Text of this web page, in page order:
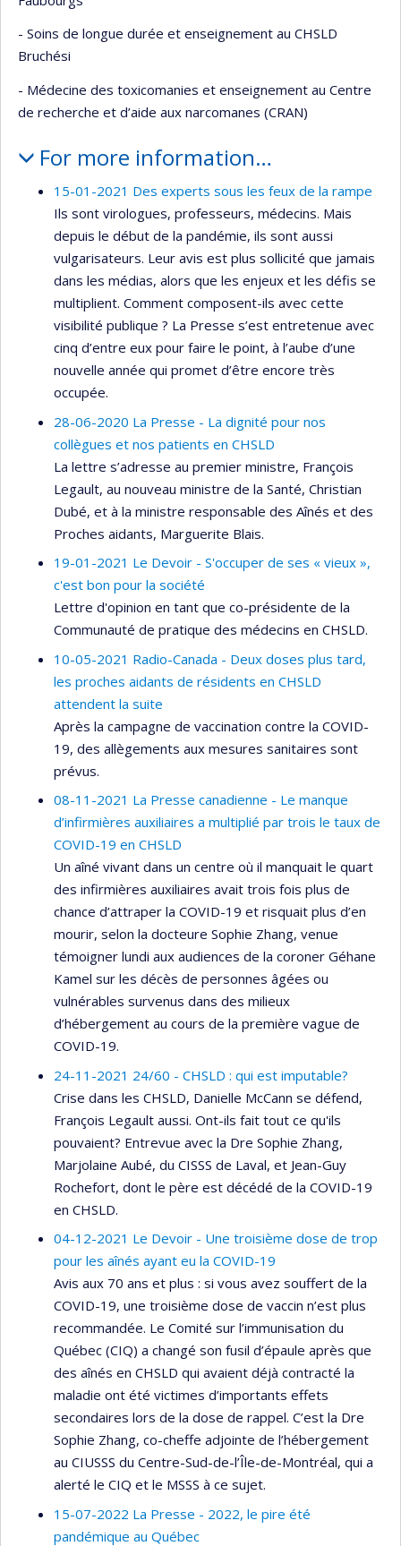
- Soins de longue durée et enseignement au CHSLD
Bruchési
- Médecine des toxicomanies et enseignement au Centre
de recherche et d’aide aux narcomanes (CRAN)
For more information…
15-01-2021 Des experts sous les feux de la rampe
Ils sont virologues, professeurs, médecins. Mais
depuis le début de la pandémie, ils sont aussi
vulgarisateurs. Leur avis est plus sollicité que jamais
dans les médias, alors que les enjeux et les défis se
multiplient. Comment composent-ils avec cette
visibilité publique ? La Presse s’est entretenue avec
cinq d’entre eux pour faire le point, à l’aube d’une
nouvelle année qui promet d’être encore très
occupée.
28-06-2020 La Presse - La dignité pour nos
collègues et nos patients en CHSLD
La lettre s’adresse au premier ministre, François
Legault, au nouveau ministre de la Santé, Christian
Dubé, et à la ministre responsable des Aînés et des
Proches aidants, Marguerite Blais.
19-01-2021 Le Devoir - S'occuper de ses « vieux »,
c'est bon pour la société
Lettre d'opinion en tant que co-présidente de la
Communauté de pratique des médecins en CHSLD.
10-05-2021 Radio-Canada - Deux doses plus tard,
les proches aidants de résidents en CHSLD
attendent la suite
Après la campagne de vaccination contre la COVID-
19, des allègements aux mesures sanitaires sont
prévus.
08-11-2021 La Presse canadienne - Le manque
d’infirmières auxiliaires a multiplié par trois le taux de
COVID-19 en CHSLD
Un aîné vivant dans un centre où il manquait le quart
des infirmières auxiliaires avait trois fois plus de
chance d’attraper la COVID-19 et risquait plus d’en
mourir, selon la docteure Sophie Zhang, venue
témoigner lundi aux audiences de la coroner Géhane
Kamel sur les décès de personnes âgées ou
vulnérables survenus dans des milieux
d’hébergement au cours de la première vague de
COVID-19.
24-11-2021 24/60 - CHSLD : qui est imputable?
Crise dans les CHSLD, Danielle McCann se défend,
François Legault aussi. Ont-ils fait tout ce qu'ils
pouvaient? Entrevue avec la Dre Sophie Zhang,
Marjolaine Aubé, du CISSS de Laval, et Jean-Guy
Rochefort, dont le père est décédé de la COVID-19
en CHSLD.
04-12-2021 Le Devoir - Une troisième dose de trop
pour les aînés ayant eu la COVID-19
Avis aux 70 ans et plus : si vous avez souffert de la
COVID-19, une troisième dose de vaccin n’est plus
recommandée. Le Comité sur l’immunisation du
Québec (CIQ) a changé son fusil d’épaule après que
des aînés en CHSLD qui avaient déjà contracté la
maladie ont été victimes d’importants effets
secondaires lors de la dose de rappel. C’est la Dre
Sophie Zhang, co-cheffe adjointe de l’hébergement
au CIUSSS du Centre-Sud-de-l’Île-de-Montréal, qui a
alerté le CIQ et le MSSS à ce sujet.
15-07-2022 La Presse - 2022, le pire été
pandémique au Québec